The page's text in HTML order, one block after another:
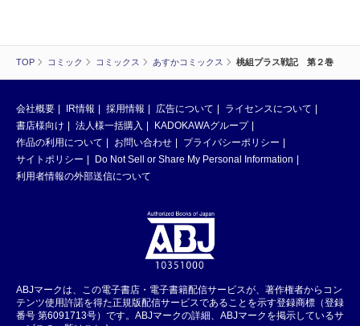
TOP コミック コミックス あすかコミックス 桃組プラス戦記 第２巻
会社概要 IR情報 採用情報 広告について
ライセンスについて
書店様向け
法人様一括購入
KADOKAWAグループ
作品の利用について
お問い合わせ
プライバシーポリシー
サイトポリシー
Do Not Sell or Share My Personal Information
利用者情報の外部送信について
ABJマークは、この電子書店・電子書籍配信サービスが、著作権者からコン
テンツ使用許諾を得た正規版配信サービスであることを示す登録商標（登録
番号 第6091713号）です。ABJマークの詳細、ABJマークを掲示しているサ